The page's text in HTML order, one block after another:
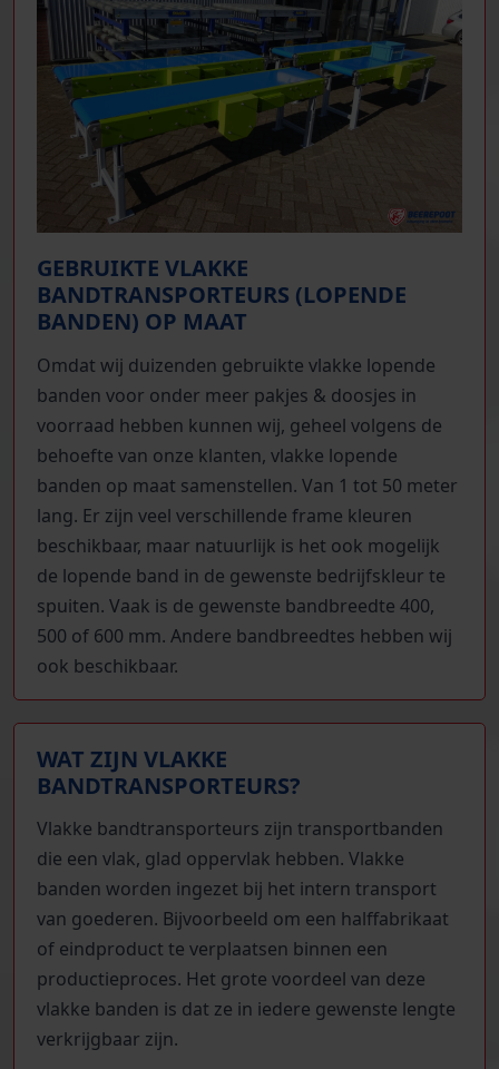
GEBRUIKTE VLAKKE
BANDTRANSPORTEURS (LOPENDE
BANDEN) OP MAAT
Omdat wij duizenden gebruikte vlakke lopende
banden voor onder meer pakjes & doosjes in
voorraad hebben kunnen wij, geheel volgens de
behoefte van onze klanten, vlakke lopende
banden op maat samenstellen. Van 1 tot 50 meter
lang. Er zijn veel verschillende frame kleuren
beschikbaar, maar natuurlijk is het ook mogelijk
de lopende band in de gewenste bedrijfskleur te
spuiten. Vaak is de gewenste bandbreedte 400,
500 of 600 mm. Andere bandbreedtes hebben wij
ook beschikbaar.
WAT ZIJN VLAKKE
BANDTRANSPORTEURS?
Vlakke bandtransporteurs zijn transportbanden
die een vlak, glad oppervlak hebben. Vlakke
banden worden ingezet bij het intern transport
van goederen. Bijvoorbeeld om een halffabrikaat
of eindproduct te verplaatsen binnen een
productieproces. Het grote voordeel van deze
vlakke banden is dat ze in iedere gewenste lengte
verkrijgbaar zijn.